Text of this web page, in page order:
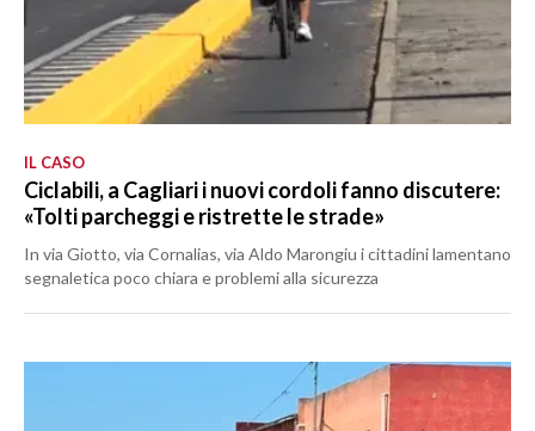
IL CASO
Ciclabili, a Cagliari i nuovi cordoli fanno discutere:
«Tolti parcheggi e ristrette le strade»
In via Giotto, via Cornalias, via Aldo Marongiu i cittadini lamentano
segnaletica poco chiara e problemi alla sicurezza